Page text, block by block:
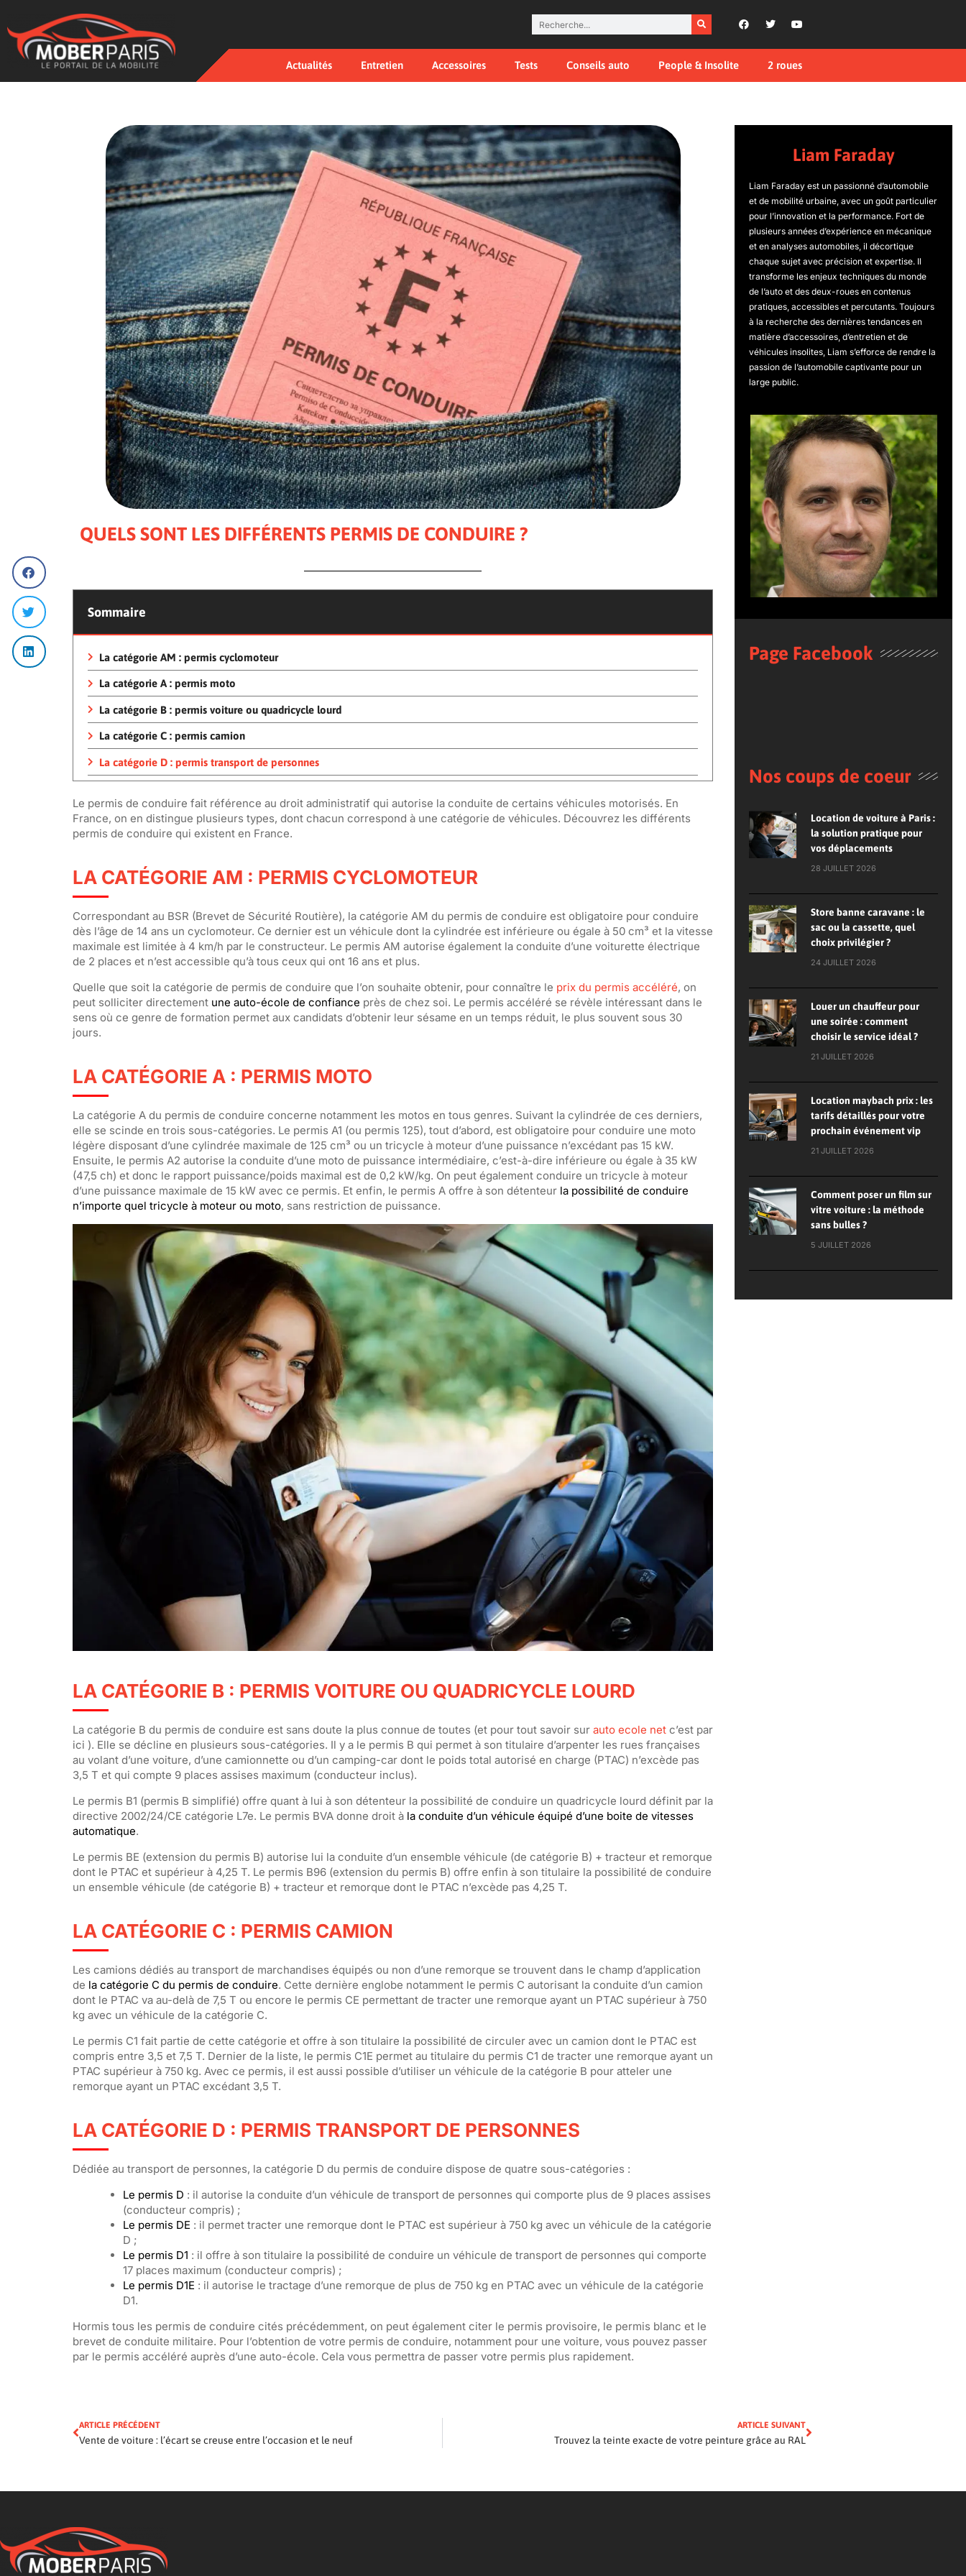
Actualités Entretien Accessoires Tests Conseils auto People & Insolite 2 roues
QUELS SONT LES DIFFÉRENTS PERMIS DE CONDUIRE ?
Sommaire
La catégorie AM : permis cyclomoteur
La catégorie A : permis moto
La catégorie B : permis voiture ou quadricycle lourd
La catégorie C : permis camion
La catégorie D : permis transport de personnes
Le permis de conduire fait référence au droit administratif qui autorise la conduite de certains véhicules motorisés. En
France, on en distingue plusieurs types, dont chacun correspond à une catégorie de véhicules. Découvrez les différents
permis de conduire qui existent en France.
LA CATÉGORIE AM : PERMIS CYCLOMOTEUR
Correspondant au BSR (Brevet de Sécurité Routière), la catégorie AM du permis de conduire est obligatoire pour conduire
dès l’âge de 14 ans un cyclomoteur. Ce dernier est un véhicule dont la cylindrée est inférieure ou égale à 50 cm³ et la vitesse
maximale est limitée à 4 km/h par le constructeur. Le permis AM autorise également la conduite d’une voiturette électrique
de 2 places et n’est accessible qu’à tous ceux qui ont 16 ans et plus.
Quelle que soit la catégorie de permis de conduire que l’on souhaite obtenir, pour connaître le prix du permis accéléré, on
peut solliciter directement une auto-école de confiance près de chez soi. Le permis accéléré se révèle intéressant dans le
sens où ce genre de formation permet aux candidats d’obtenir leur sésame en un temps réduit, le plus souvent sous 30
jours.
LA CATÉGORIE A : PERMIS MOTO
La catégorie A du permis de conduire concerne notamment les motos en tous genres. Suivant la cylindrée de ces derniers,
elle se scinde en trois sous-catégories. Le permis A1 (ou permis 125), tout d’abord, est obligatoire pour conduire une moto
légère disposant d’une cylindrée maximale de 125 cm³ ou un tricycle à moteur d’une puissance n’excédant pas 15 kW.
Ensuite, le permis A2 autorise la conduite d’une moto de puissance intermédiaire, c’est-à-dire inférieure ou égale à 35 kW
(47,5 ch) et donc le rapport puissance/poids maximal est de 0,2 kW/kg. On peut également conduire un tricycle à moteur
d’une puissance maximale de 15 kW avec ce permis. Et enfin, le permis A offre à son détenteur la possibilité de conduire
n’importe quel tricycle à moteur ou moto, sans restriction de puissance.
LA CATÉGORIE B : PERMIS VOITURE OU QUADRICYCLE LOURD
La catégorie B du permis de conduire est sans doute la plus connue de toutes (et pour tout savoir sur auto ecole netc’est par
ici ). Elle se décline en plusieurs sous-catégories. Il y a le permis B qui permet à son titulaire d’arpenter les rues françaises
au volant d’une voiture, d’une camionnette ou d’un camping-car dont le poids total autorisé en charge (PTAC) n’excède pas
3,5 T et qui compte 9 places assises maximum (conducteur inclus).
Le permis B1 (permis B simplifié) offre quant à lui à son détenteur la possibilité de conduire un quadricycle lourd définit par la
directive 2002/24/CE catégorie L7e. Le permis BVA donne droit à la conduite d’un véhicule équipé d’une boite de vitesses
automatique.
Le permis BE (extension du permis B) autorise lui la conduite d’un ensemble véhicule (de catégorie B) + tracteur et remorque
dont le PTAC et supérieur à 4,25 T. Le permis B96 (extension du permis B) offre enfin à son titulaire la possibilité de conduire
un ensemble véhicule (de catégorie B) + tracteur et remorque dont le PTAC n’excède pas 4,25 T.
LA CATÉGORIE C : PERMIS CAMION
Les camions dédiés au transport de marchandises équipés ou non d’une remorque se trouvent dans le champ d’application
de la catégorie C du permis de conduire. Cette dernière englobe notamment le permis C autorisant la conduite d’un camion
dont le PTAC va au-delà de 7,5 T ou encore le permis CE permettant de tracter une remorque ayant un PTAC supérieur à 750
kg avec un véhicule de la catégorie C.
Le permis C1 fait partie de cette catégorie et offre à son titulaire la possibilité de circuler avec un camion dont le PTAC est
compris entre 3,5 et 7,5 T. Dernier de la liste, le permis C1E permet au titulaire du permis C1 de tracter une remorque ayant un
PTAC supérieur à 750 kg. Avec ce permis, il est aussi possible d’utiliser un véhicule de la catégorie B pour atteler une
remorque ayant un PTAC excédant 3,5 T.
LA CATÉGORIE D : PERMIS TRANSPORT DE PERSONNES
Dédiée au transport de personnes, la catégorie D du permis de conduire dispose de quatre sous-catégories :
Le permis D : il autorise la conduite d’un véhicule de transport de personnes qui comporte plus de 9 places assises
(conducteur compris) ;
Le permis DE : il permet tracter une remorque dont le PTAC est supérieur à 750 kg avec un véhicule de la catégorie
D ;
Le permis D1 : il offre à son titulaire la possibilité de conduire un véhicule de transport de personnes qui comporte
17 places maximum (conducteur compris) ;
Le permis D1E : il autorise le tractage d’une remorque de plus de 750 kg en PTAC avec un véhicule de la catégorie
D1.
Hormis tous les permis de conduire cités précédemment, on peut également citer le permis provisoire, le permis blanc et le
brevet de conduite militaire. Pour l’obtention de votre permis de conduire, notamment pour une voiture, vous pouvez passer
par le permis accéléré auprès d’une auto-école. Cela vous permettra de passer votre permis plus rapidement.
Liam Faraday
Liam Faraday est un passionné d’automobile
et de mobilité urbaine, avec un goût particulier
pour l’innovation et la performance. Fort de
plusieurs années d’expérience en mécanique
et en analyses automobiles, il décortique
chaque sujet avec précision et expertise. Il
transforme les enjeux techniques du monde
de l’auto et des deux-roues en contenus
pratiques, accessibles et percutants. Toujours
à la recherche des dernières tendances en
matière d’accessoires, d’entretien et de
véhicules insolites, Liam s’efforce de rendre la
passion de l’automobile captivante pour un
large public.
Page Facebook
Nos coups de coeur
Location de voiture à Paris :
la solution pratique pour
vos déplacements
28 JUILLET 2026
Store banne caravane : le
sac ou la cassette, quel
choix privilégier ?
24 JUILLET 2026
Louer un chauffeur pour
une soirée : comment
choisir le service idéal ?
21 JUILLET 2026
Location maybach prix : les
tarifs détaillés pour votre
prochain événement vip
21 JUILLET 2026
Comment poser un film sur
vitre voiture : la méthode
sans bulles ?
5 JUILLET 2026
ARTICLE PRÉCÉDENT
Vente de voiture : l’écart se creuse entre l’occasion et le neuf
ARTICLE SUIVANT
Trouvez la teinte exacte de votre peinture grâce au RAL